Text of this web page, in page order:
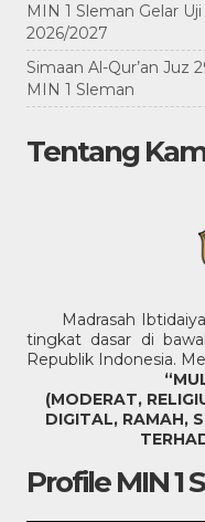
MIN 1 Sleman Gelar
2026/2027
Simaan Al-Qur’an Juz
MIN 1 Sleman
Tentang
Madrasah
tingkat dasar di
Republik Indonesia.
(MODERAT,
DIGITAL, RAMAH,
Profile MIN 1